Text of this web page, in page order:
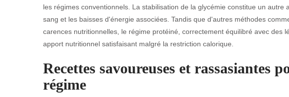
les régimes conventionnels. La stabilisation de la glycémie constitue un autre
sang et les baisses d'énergie associées. Tandis que d'autres méthodes
carences nutritionnelles, le régime protéiné, correctement équilibré avec des
apport nutritionnel satisfaisant malgré la restriction calorique.
Recettes savoureuses et rassasiantes
régime